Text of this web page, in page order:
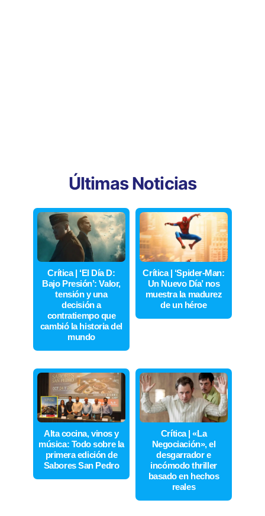
Últimas Noticias
Crítica | ‘El Día D:
Bajo Presión’: Valor,
tensión y una
decisión a
contratiempo que
cambió la historia del
mundo
Crítica | ‘Spider-Man:
Un Nuevo Día’ nos
muestra la madurez
de un héroe
Alta cocina, vinos y
música: Todo sobre la
primera edición de
Sabores San Pedro
Crítica | «La
Negociación», el
desgarrador e
incómodo thriller
basado en hechos
reales